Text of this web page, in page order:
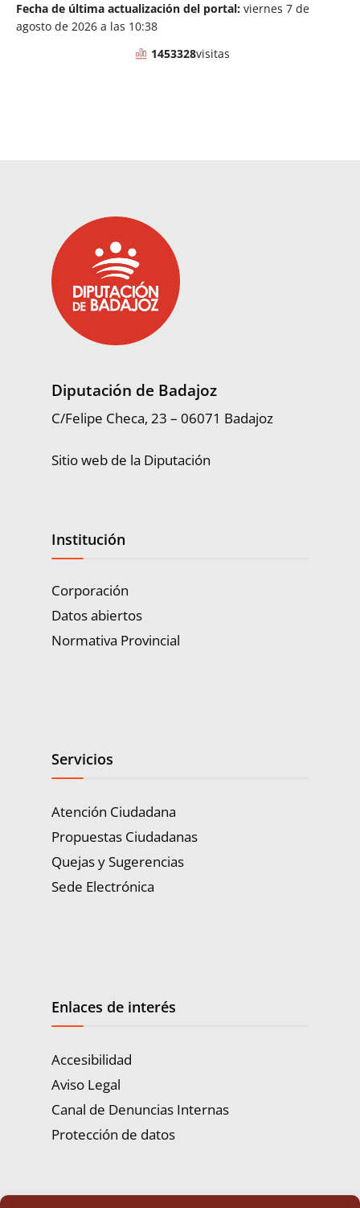
Fecha de última actualización del portal: viernes 7 de
agosto de 2026 a las 10:38
1453328visitas
Diputación de Badajoz
C/Felipe Checa, 23 – 06071 Badajoz
Sitio web de la Diputación
Institución
Corporación
Datos abiertos
Normativa Provincial
Servicios
Atención Ciudadana
Propuestas Ciudadanas
Quejas y Sugerencias
Sede Electrónica
Enlaces de interés
Accesibilidad
Aviso Legal
Canal de Denuncias Internas
Protección de datos